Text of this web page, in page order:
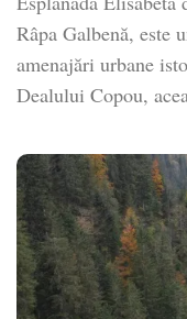
Râpa Galbenă, este
amenajări urbane
Dealului Copou,